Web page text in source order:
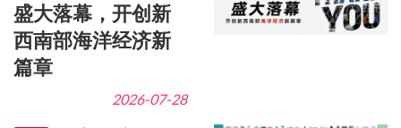
盛大落幕，开创新
西南部海洋经济新
篇章
2026-07-28